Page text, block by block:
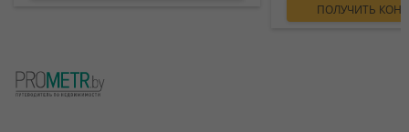
ПОЛУЧИТЬ